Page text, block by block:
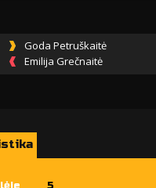
Goda Petruškaitė
Emilija Grečnaitė